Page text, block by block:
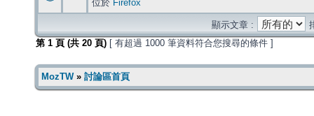
位於 Firefox
顯示文章 :
第 1 頁 (共 20 頁) [ 有超過 1000 筆資料符合您搜尋的條件 ]
MozTW» 討論區首頁